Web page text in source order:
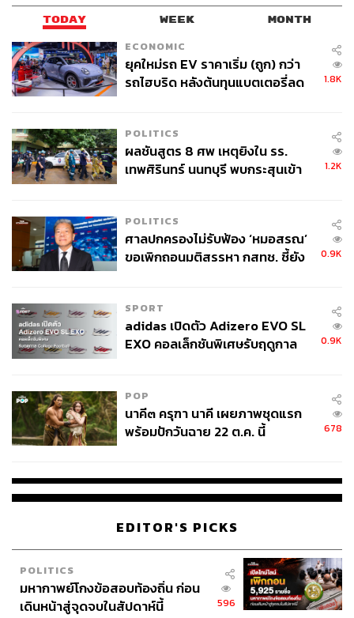
TODAY WEEK MONTH
ECONOMIC
ยุคใหม่รถ EV ราคาเริ่ม (ถูก) กว่า
รถไฮบริด หลังต้นทุนแบตเตอรี่ลด
1.8K
POLITICS
ผลชันสูตร 8 ศพ เหตุยิงใน รร.
เทพศิรินทร์ นนทบุรี พบกระสุนเข้า
1.2K
POLITICS
ศาลปกครองไม่รับฟ้อง ‘หมอสรณ’
ขอเพิกถอนมติสรรหา กสทช. ชี้ยัง
0.9K
SPORT
adidas เปิดตัว Adizero EVO SL
EXO คอลเล็กชันพิเศษรับฤดูกาล
0.9K
POP
นาคี๓ ครุฑา นาคี เผยภาพชุดแรก
พร้อมปักวันฉาย 22 ต.ค. นี้
678
EDITOR'S PICKS
POLITICS
มหากาพย์โกงข้อสอบท้องถิ่น ก่อน
เดินหน้าสู่จุดจบในสัปดาห์นี้
596